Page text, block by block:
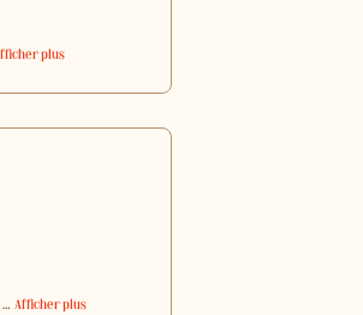
plus
… Afficher plus